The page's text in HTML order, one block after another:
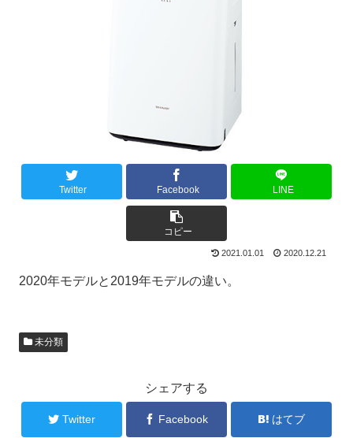
Twitter Facebook LINE
コピー
2021.01.01 2020.12.21
2020年モデルと2019年モデルの違い。
未分類
シェアする
Twitter Facebook はてブ